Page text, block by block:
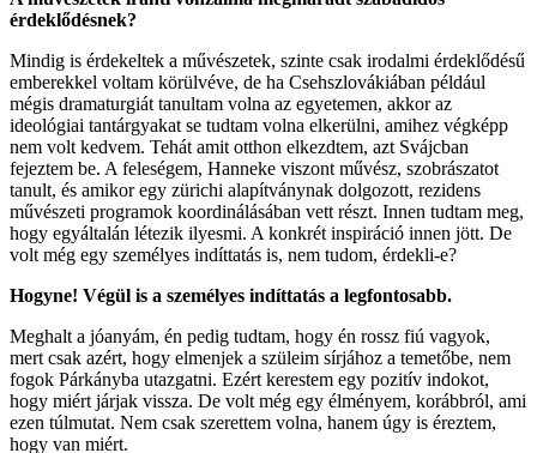
érdeklődésnek?
Mindig is érdekeltek a művészetek, szinte csak irodalmi érdeklődésű
emberekkel voltam körülvéve, de ha Csehszlovákiában például
mégis dramaturgiát tanultam volna az egyetemen, akkor az
ideológiai tantárgyakat se tudtam volna elkerülni, amihez végképp
nem volt kedvem. Tehát amit otthon elkezdtem, azt Svájcban
fejeztem be. A feleségem, Hanneke viszont művész, szobrászatot
tanult, és amikor egy zürichi alapítványnak dolgozott, rezidens
művészeti programok koordinálásában vett részt. Innen tudtam meg,
hogy egyáltalán létezik ilyesmi. A konkrét inspiráció innen jött. De
volt még egy személyes indíttatás is, nem tudom, érdekli-e?
Hogyne! Végül is a személyes indíttatás a legfontosabb.
Meghalt a jóanyám, én pedig tudtam, hogy én rossz fiú vagyok,
mert csak azért, hogy elmenjek a szüleim sírjához a temetőbe, nem
fogok Párkányba utazgatni. Ezért kerestem egy pozitív indokot,
hogy miért járjak vissza. De volt még egy élményem, korábbról, ami
ezen túlmutat. Nem csak szerettem volna, hanem úgy is éreztem,
hogy van miért.